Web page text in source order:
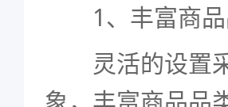
1、丰富商品
灵活的设置采